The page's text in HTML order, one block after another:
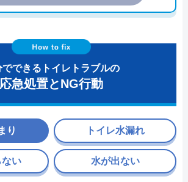
でできるトイレトラブルの
応急処置とNG行動
り トイレ水漏れ
ない 水が出ない